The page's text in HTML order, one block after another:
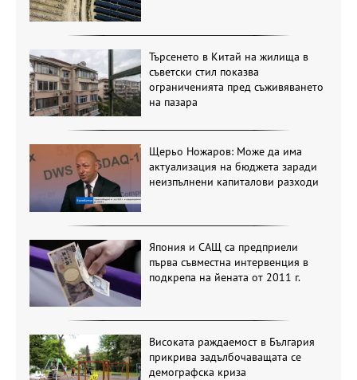
Търсенето в Китай на жилища в
съветски стил показва
ограниченията пред съживяването
на пазара
Щерьо Ножаров: Може да има
актуализация на бюджета заради
неизпълнени капиталови разходи
Япония и САЩ са предприели
първа съвместна интервенция в
подкрепа на йената от 2011 г.
Високата раждаемост в България
прикрива задълбочаващата се
демографска криза